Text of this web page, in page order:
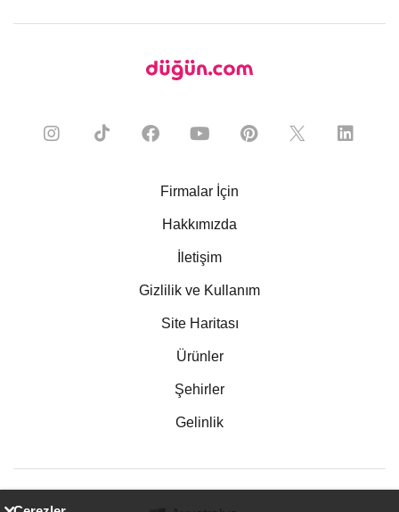
Firmalar İçin
Hakkımızda
İletişim
Gizlilik ve Kullanım
Site Haritası
Ürünler
Şehirler
Gelinlik